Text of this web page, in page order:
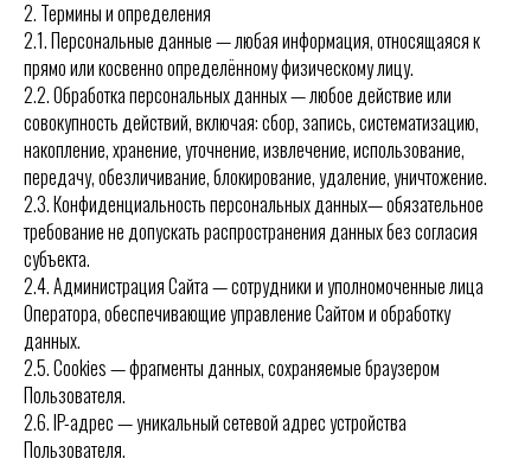
2. Термины и определения
2.1. Персональные данные — любая информация, относящаяся к
прямо или косвенно определённому физическому лицу.
2.2. Обработка персональных данных — любое действие или
совокупность действий, включая: сбор, запись, систематизацию,
накопление, хранение, уточнение, извлечение, использование,
передачу, обезличивание, блокирование, удаление, уничтожение.
2.3. Конфиденциальность персональных данных— обязательное
требование не допускать распространения данных без согласия
субъекта.
2.4. Администрация Сайта — сотрудники и уполномоченные лица
Оператора, обеспечивающие управление Сайтом и обработку
данных.
2.5. Cookies — фрагменты данных, сохраняемые браузером
Пользователя.
2.6. IP-адрес — уникальный сетевой адрес устройства
Пользователя.